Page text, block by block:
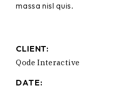
massa nisl quis.
CLIENT:
Qode Interactive
DATE: